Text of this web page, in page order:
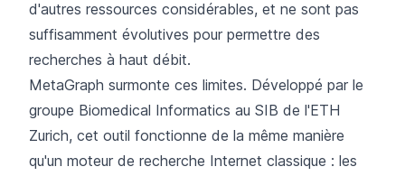
d'autres ressources considérables, et ne sont pas
suffisamment évolutives pour permettre des
recherches à haut débit.
MetaGraph surmonte ces limites. Développé par le
groupe Biomedical Informatics au SIB de l'ETH
Zurich, cet outil fonctionne de la même manière
qu'un moteur de recherche Internet classique : les